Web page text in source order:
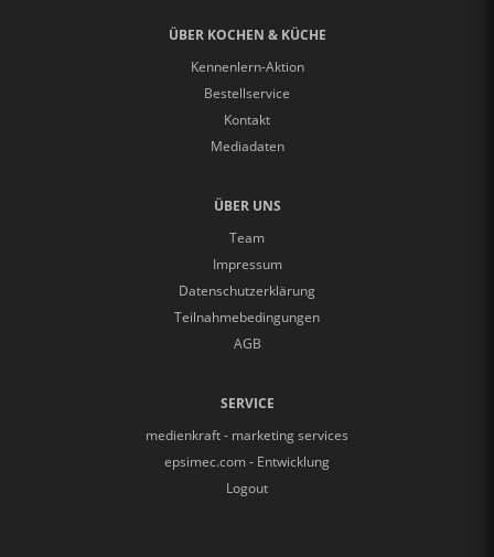
ÜBER KOCHEN & KÜCHE
Kennenlern-Aktion
Bestellservice
Kontakt
Mediadaten
ÜBER UNS
Team
Impressum
Datenschutzerklärung
Teilnahmebedingungen
AGB
SERVICE
medienkraft - marketing services
epsimec.com - Entwicklung
Logout